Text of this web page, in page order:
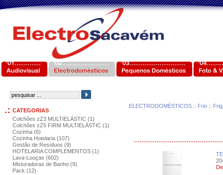
CATEGORIAS
Colchões zZ3 MULTIELÁSTIC (1)
Colchões zZ5 FIRM MULTIELÁSTIC (1)
Cozinha (6)
Cozinha Hotelaria (107)
Gestão de Resíduos (9)
HOTELARIA COMPLEMENTOS (1)
Lava-Louças (602)
Misturadoras de Banho (9)
Pack (12)
ELECTRODOMÉSTICOS :: Frio ::